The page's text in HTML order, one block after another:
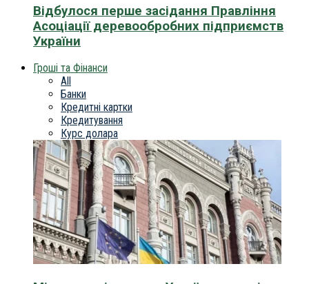
Відбулося перше засідання Правління
Асоціації деревообробних підприємств
України
Гроші та Фінанси
All
Банки
Кредитні картки
Кредитування
Курс долара